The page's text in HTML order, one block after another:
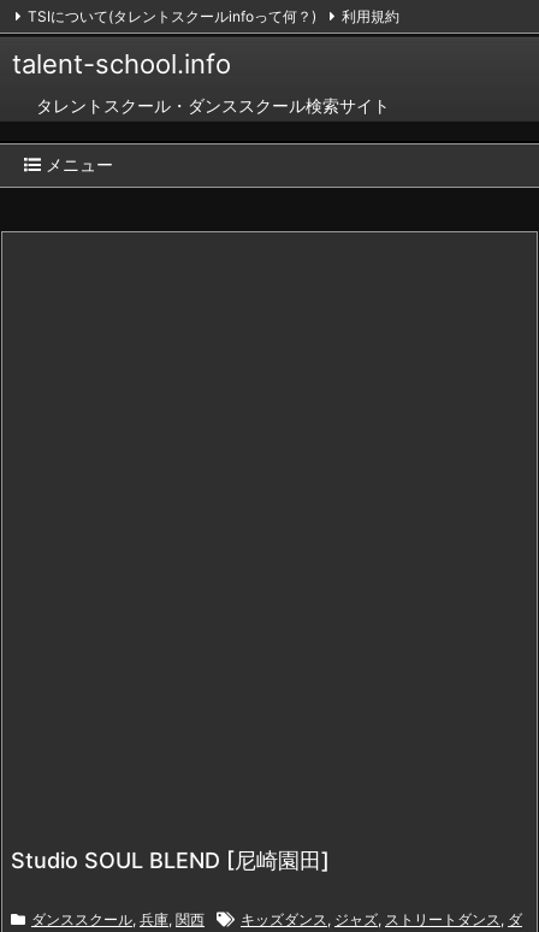
talent-school.info
タレントスクール・ダンススクール検索サイト
メニュー
TSIについて(タレントスクールinfoって何？)
利用規約
掲載のお申し込み（無料）
Studio SOUL BLEND [尼崎園田]
ダンススクール, 兵庫, 関西 キッズダンス, ジャズ, ストリートダンス, ダ